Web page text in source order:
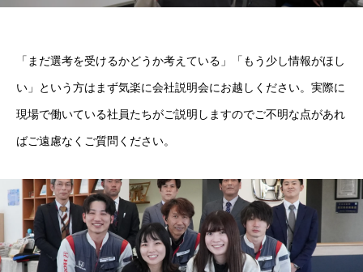
「まだ選考を受けるかどうか考えている」「もう少し情報がほし
い」という方はまず気楽に会社説明会にお越しください。実際に
現場で働いている社員たちがご説明しますのでご不明な点があれ
ばご遠慮なくご質問ください。